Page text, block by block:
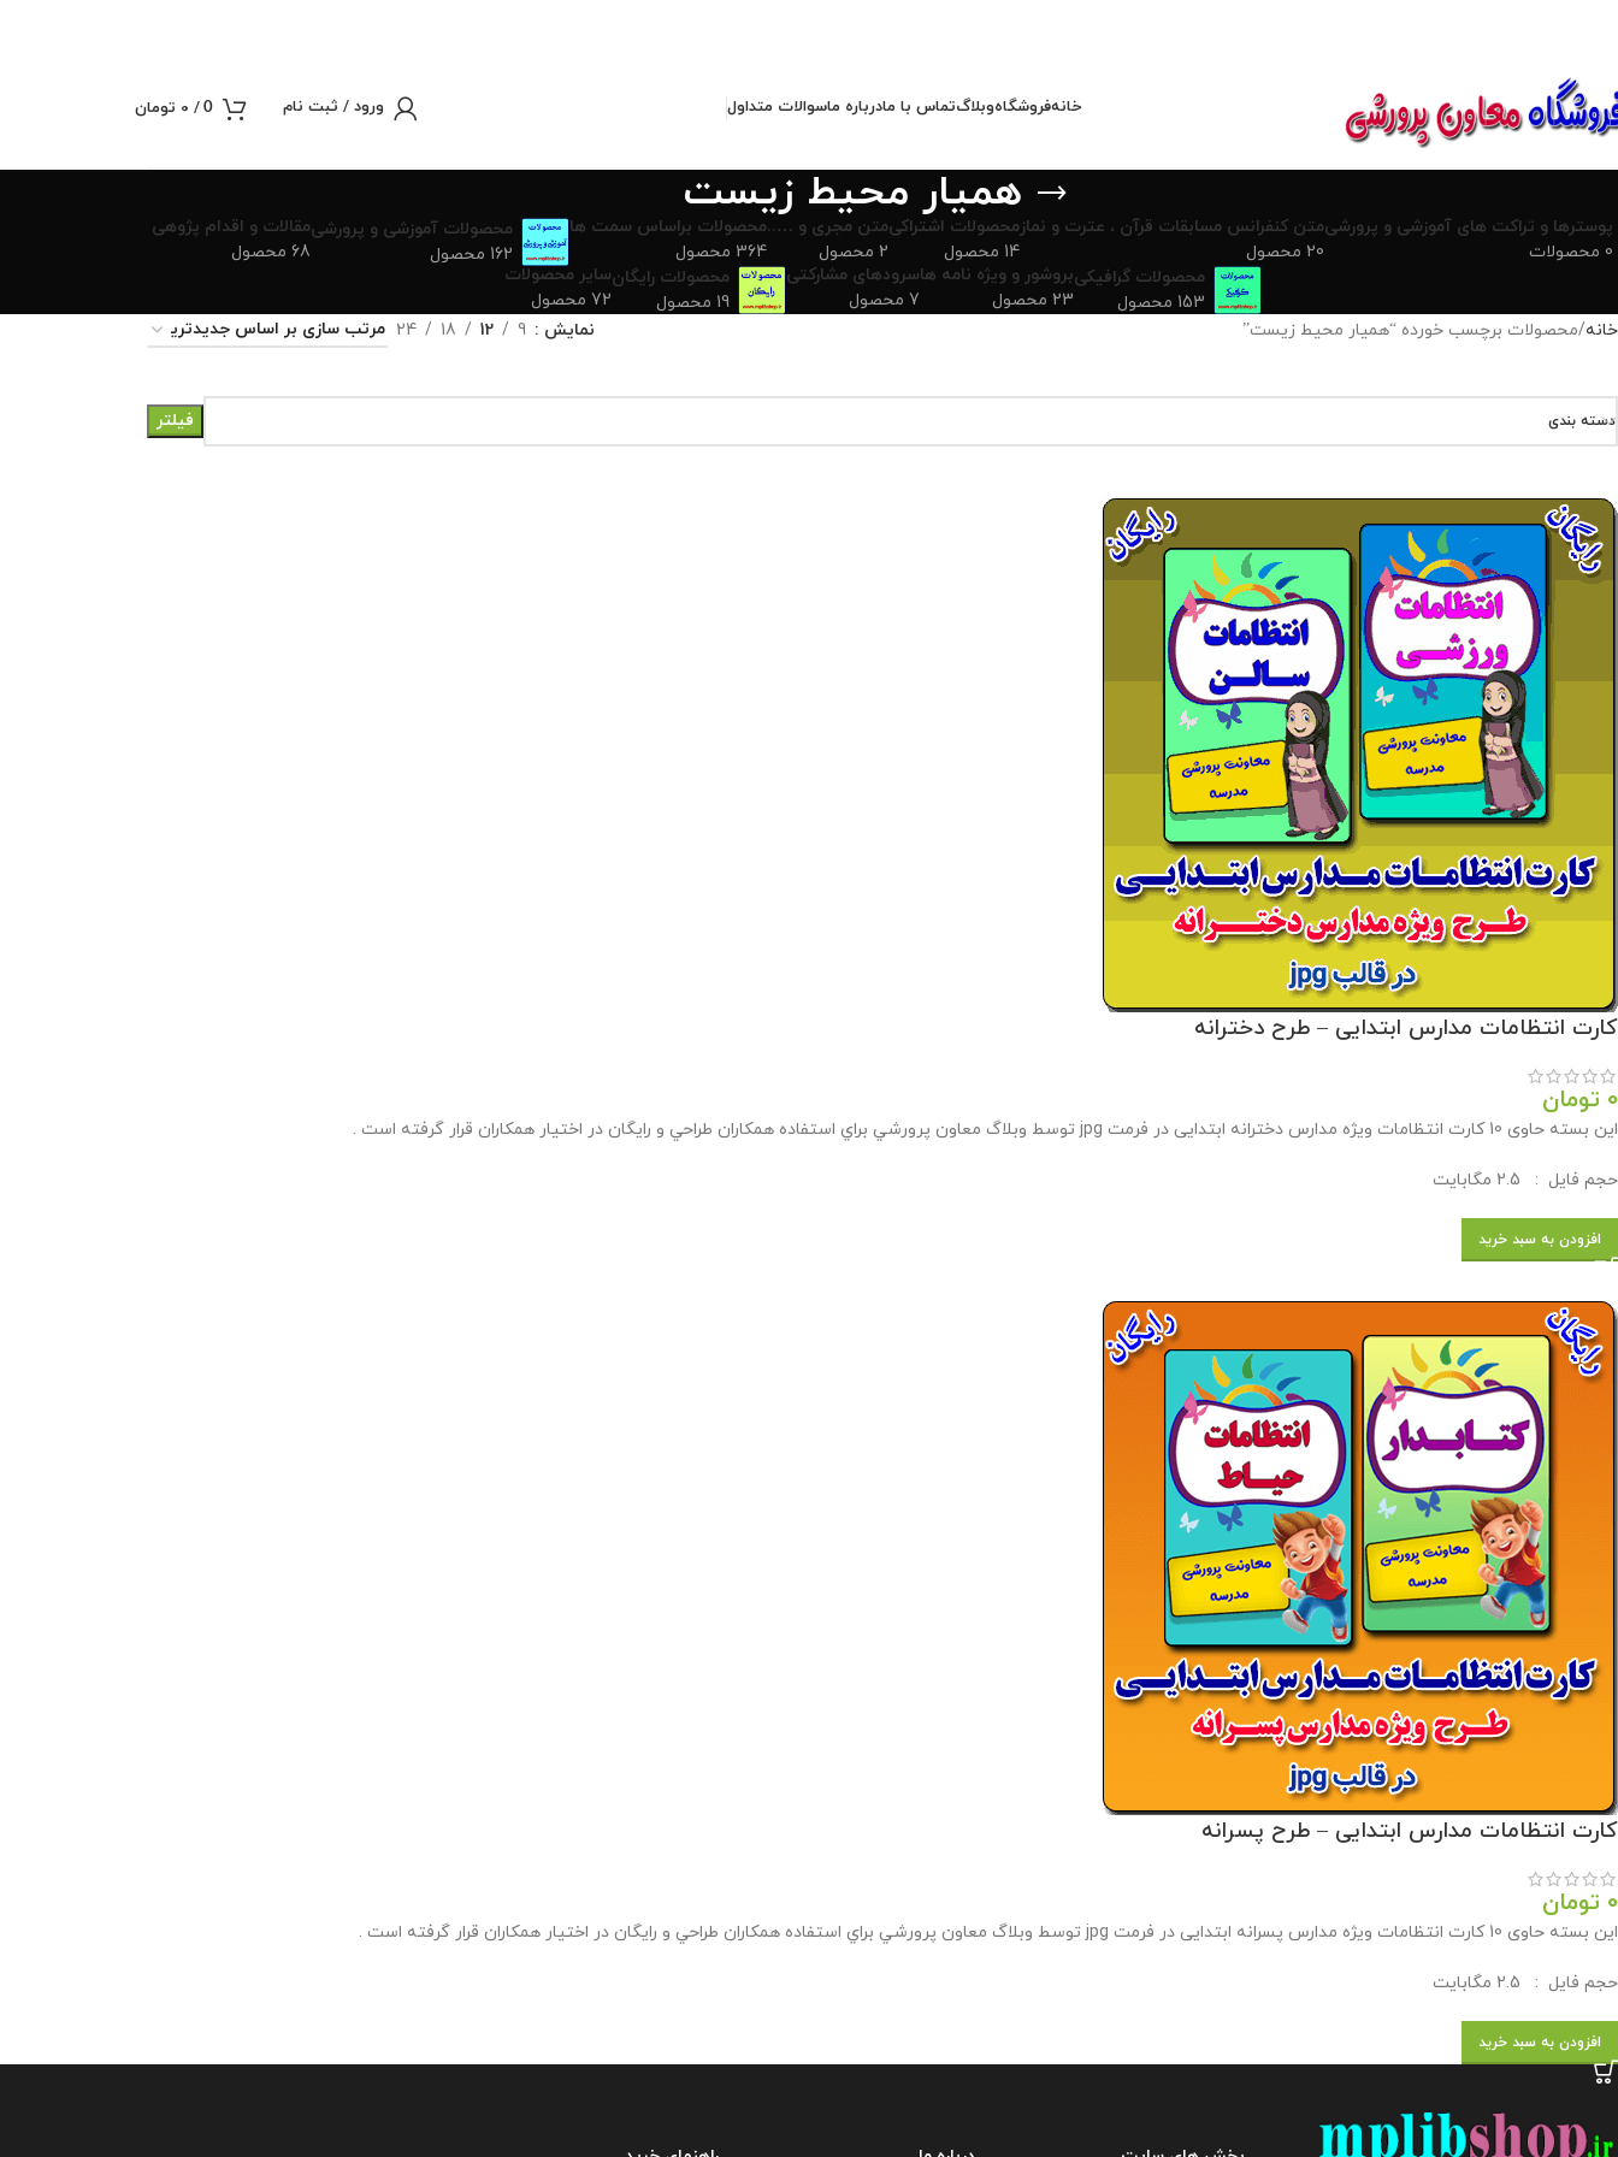
خانهفروشگاهوبلاگتماس با مادرباره ماسوالات متداول ورود / ثبت نام 0
/
0 تومان
همیار محیط زیست
پوسترها و تراکت های آموزشی و پرورشی
0 محصولات
متن کنفرانس مسابقات قرآن ، عترت و نماز
20 محصول
محصولات اشتراکی
14 محصول
متن مجری و …..
2 محصول
محصولات براساس سمت ها
364 محصول
محصولات آموزشی و پرورشی
162 محصول
مقالات و اقدام پژوهی
68 محصول
محصولات گرافیکی
153 محصول
بروشور و ویژه نامه ها
23 محصول
سرودهای مشارکتی
7 محصول
محصولات رایگان
19 محصول
سایر محصولات
72 محصول
خانه محصولات برچسب خورده “همیار محیط زیست” نمایش 9
12
18
24
دسته بندی فیلتر
کارت انتظامات مدارس ابتدایی – طرح دخترانه
0 تومان
این بسته حاوی 10 کارت انتظامات ویژه مدارس دخترانه ابتدایی در فرمت jpg توسط وبلاگ معاون پرورشي براي استفاده همكاران طراحي و رایگان در اختیار همکاران قرار گرفته است .
حجم فايل : 2.5 مگابايت
افزودن به سبد خرید
کارت انتظامات مدارس ابتدایی – طرح پسرانه
0 تومان
این بسته حاوی 10 کارت انتظامات ویژه مدارس پسرانه ابتدایی در فرمت jpg توسط وبلاگ معاون پرورشي براي استفاده همكاران طراحي و رایگان در اختیار همکاران قرار گرفته است .
حجم فايل : 2.5 مگابايت
افزودن به سبد خرید